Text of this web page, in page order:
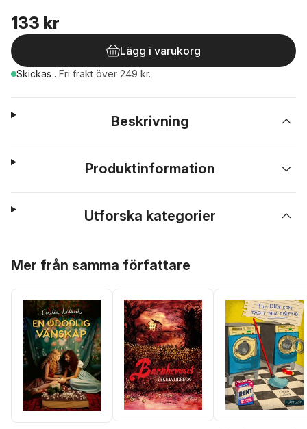
133 kr
Lägg i varukorg
Skickas . Fri frakt över 249 kr.
Beskrivning
Produktinformation
Utforska kategorier
Mer från samma författare